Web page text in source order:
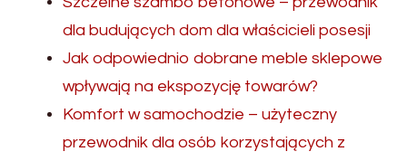
dla budujących dom dla właścicieli posesji
Jak odpowiednio dobrane meble sklepowe
wpływają na ekspozycję towarów?
Komfort w samochodzie – użyteczny
przewodnik dla osób korzystających z